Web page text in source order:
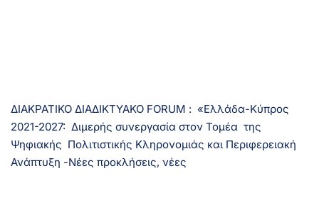
ΔΙΑΚΡΑΤΙΚΟ ΔΙΑΔΙΚΤΥΑΚΟ FORUM : «Ελλάδα-Κύπρος
2021-2027: Διμερής συνεργασία στον Τομέα της
Ψηφιακής Πολιτιστικής Κληρονομιάς και Περιφερειακή
Ανάπτυξη -Νέες προκλήσεις, νέες